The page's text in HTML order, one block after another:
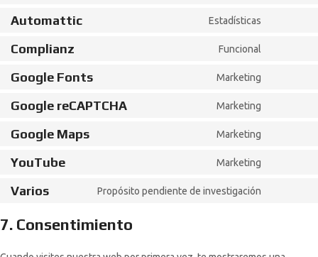
Automattic Estadísticas
Complianz Funcional
Google Fonts Marketing
Google reCAPTCHA Marketing
Google Maps Marketing
YouTube Marketing
Varios Propósito pendiente de investigación
7. Consentimiento